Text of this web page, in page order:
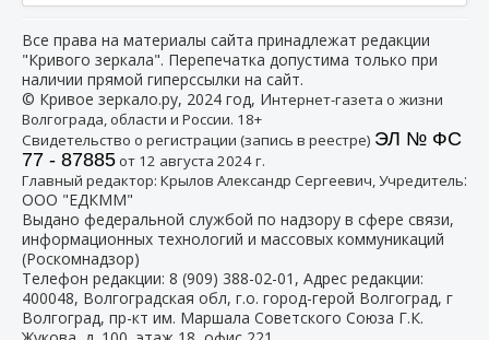
Все права на материалы сайта принадлежат редакции
"Кривого зеркала". Перепечатка допустима только при
наличии прямой гиперссылки на сайт.
© Кривое зеркало.ру, 2024 год, Интернет-газета о жизни
Волгограда, области и России. 18+
Свидетельство о регистрации (запись в реестре) ЭЛ № ФС
77 - 87885от 12 августа 2024 г.
Главный редактор: Крылов Александр Сергеевич, Учредитель:
ООО "ЕДКММ"
Выдано федеральной службой по надзору в сфере связи,
информационных технологий и массовых коммуникаций
(Роскомнадзор)
Телефон редакции: 8 (909) 388-02-01 , Адрес редакции:
400048, Волгоградская обл, г.о. город-герой Волгоград, г
Волгоград, пр-кт им. Маршала Советского Союза Г.К.